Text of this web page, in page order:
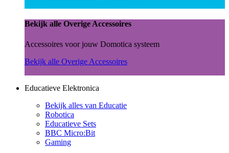
Bekijk alle Overige Accessoires
Accessoires voor jouw Domotica systeem
Bekijk alle Overige Accessoires
Educatieve Elektronica
Bekijk alles van Educatie
Robotica
Educatieve Sets
BBC Micro:Bit
Gaming